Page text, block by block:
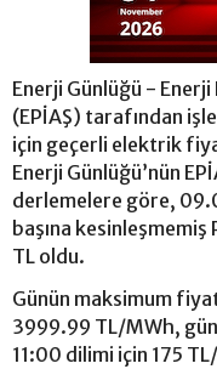
Enerji Günlüğü -
(EPİAŞ) tarafından
için geçerli elektrik
Enerji Günlüğü’nün
derlemelere göre,
başına
TL oldu.
Günün maksimum
3999.99 TL/MWh,
11:00 dilimi için 175